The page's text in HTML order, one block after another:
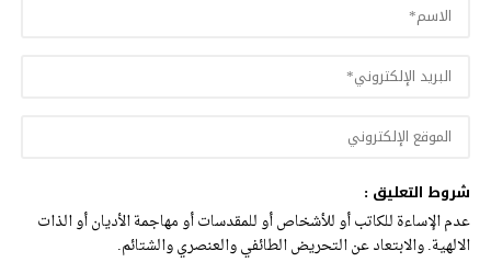
شروط التعليق :
عدم الإساءة للكاتب أو للأشخاص أو للمقدسات أو مهاجمة الأديان أو الذات
الالهية. والابتعاد عن التحريض الطائفي والعنصري والشتائم.